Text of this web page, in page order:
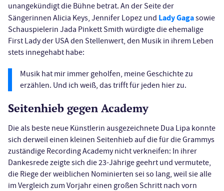
unangekündigt die Bühne betrat. An der Seite der
Sängerinnen Alicia Keys, Jennifer Lopez und Lady Gagasowie
Schauspielerin Jada Pinkett Smith würdigte die ehemalige
First Lady der USA den Stellenwert, den Musik in ihrem Leben
stets innegehabt habe:
Musik hat mir immer geholfen, meine Geschichte zu
erzählen. Und ich weiß, das trifft für jeden hier zu.
Seitenhieb gegen Academy
Die als beste neue Künstlerin ausgezeichnete Dua Lipa konnte
sich derweil einen kleinen Seitenhieb auf die für die Grammys
zuständige Recording Academy nicht verkneifen: In ihrer
Dankesrede zeigte sich die 23-Jährige geehrt und vermutete,
die Riege der weiblichen Nominierten sei so lang, weil sie alle
im Vergleich zum Vorjahr einen großen Schritt nach vorn